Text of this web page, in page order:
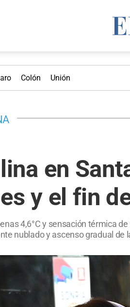
Colón Unión
en
y el fin
4,6°C y sensación térmica
nublado y ascenso gradual